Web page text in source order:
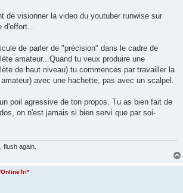
de visionner la video du youtuber runwise sur
d'effort...
de parler de "précision" dans le cadre de
amateur...Quand tu veux produire une
de haut niveau) tu commences par travailler la
avec une hachette, pas avec un scalpel.
poil agressive de ton propos. Tu as bien fait de
on n'est jamais si bien servi que par soi-
flush again.